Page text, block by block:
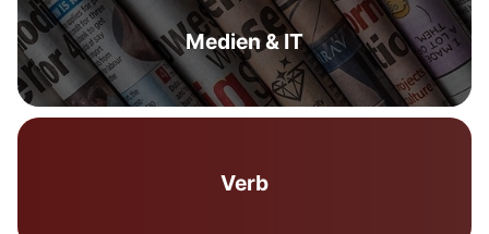
Medien & IT
Verb